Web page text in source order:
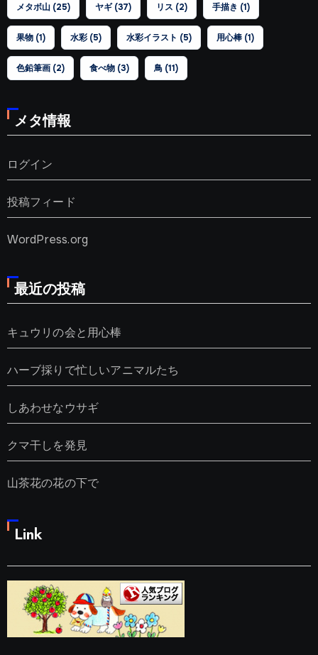
メタボ山(25) ヤギ(37) リス (2) 手描き (1)
果物(1) 水彩(5) 水彩イラスト (5) 用心棒(1)
色鉛筆画(2) 食べ物(3) 鳥(11)
メタ情報
ログイン
投稿フィード
WordPress.org
最近の投稿
キュウリの会と用心棒
ハーブ採りで忙しいアニマルたち
しあわせなウサギ
クマ干しを発見
山茶花の花の下で
Link